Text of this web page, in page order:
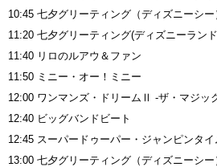
10:45 七夕グリーティング（ディズニーシー
11:20 七夕グリーティング(ディズニーランド
11:40 リロのルアウ＆ファン
11:50 ミニー・オー！ミニー
12:00 ワンマンズ・ドリームⅡ -ザ・マジッ
12:40 ビッグバンドビート
12:45 スーパードゥーパー・ジャンピンタイ
13:00 七夕グリーティング（ディズニーシー